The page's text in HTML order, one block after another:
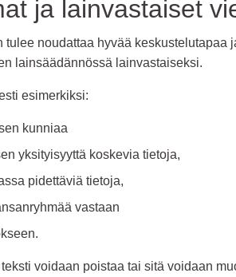
ja lainvastaiset
tulee noudattaa hyvää
lainsäädännössä lainvastaiseksi.
esimerkiksi:
kunniaa
yksityisyyttä koskevia tietoja,
pidettäviä tietoja,
vastaan
voidaan poistaa tai sitä voidaan